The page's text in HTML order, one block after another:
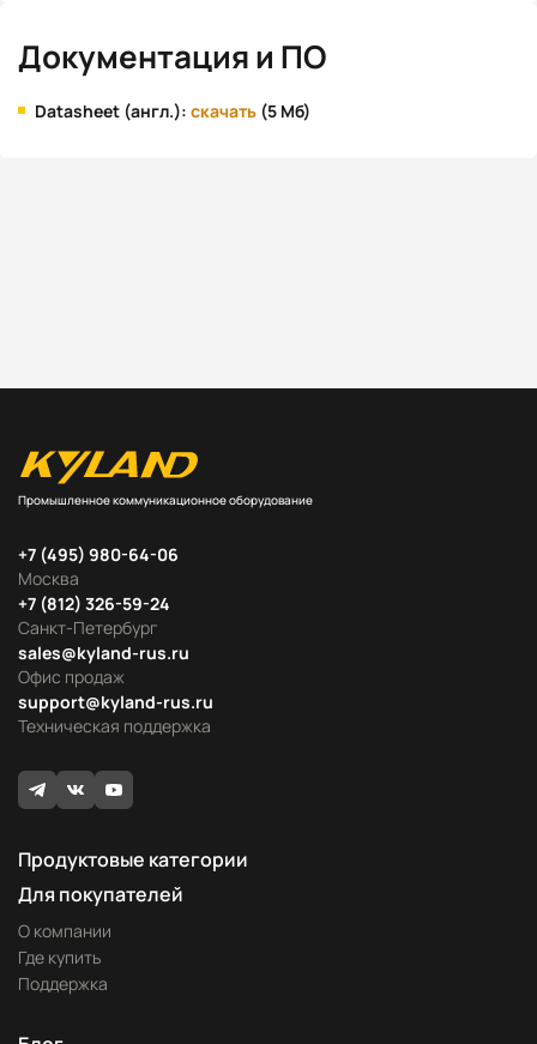
Документация и ПО
Datasheet (англ.): скачать (5 Мб)
Промышленное коммуникационное оборудование
Москва
+7 (495) 980-64-06
Офис продаж
sales@kyland-rus.ru
Санкт-Петербург
+7 (812) 326-59-24
Техническая поддержка
support@kyland-rus.ru
Продуктовые категории
Для покупателей
О компании
Где купить
Поддержка